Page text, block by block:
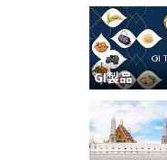
GI製品